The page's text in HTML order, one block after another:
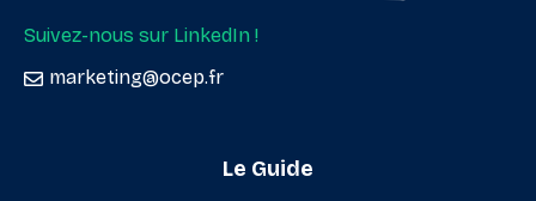
Suivez-nous sur LinkedIn !
marketing@ocep.fr
Le Guide